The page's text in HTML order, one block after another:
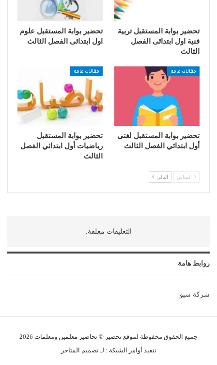
تحضير بوابة المستقبل تربية
فنية اول ابتدائى الفصل
الثالث
تحضير بوابة المستقبل علوم
اول ابتدائى الفصل الثالث
مقالات عامة
تحضير بوابة المستقبل لغتى
أول ابتدائي الفصل الثالث
مقالات عامة
تحضير بوابة المستقبل
رياضيات أول ابتدائي الفصل
الثالث
السابق التالي
التعليقات مغلقة.
روابط هامة
شركة سيو
جميع الحقوق محفوظة لموقع تحضير © تحاضير معلمين ومعلمات
تنفيذ أوامر الشبكة : لـتصميم المتاجر